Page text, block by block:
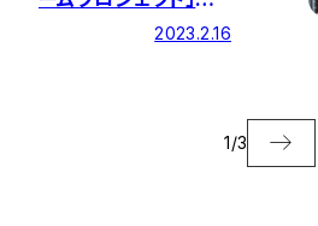
本格始動しました2023.2.16
1/3